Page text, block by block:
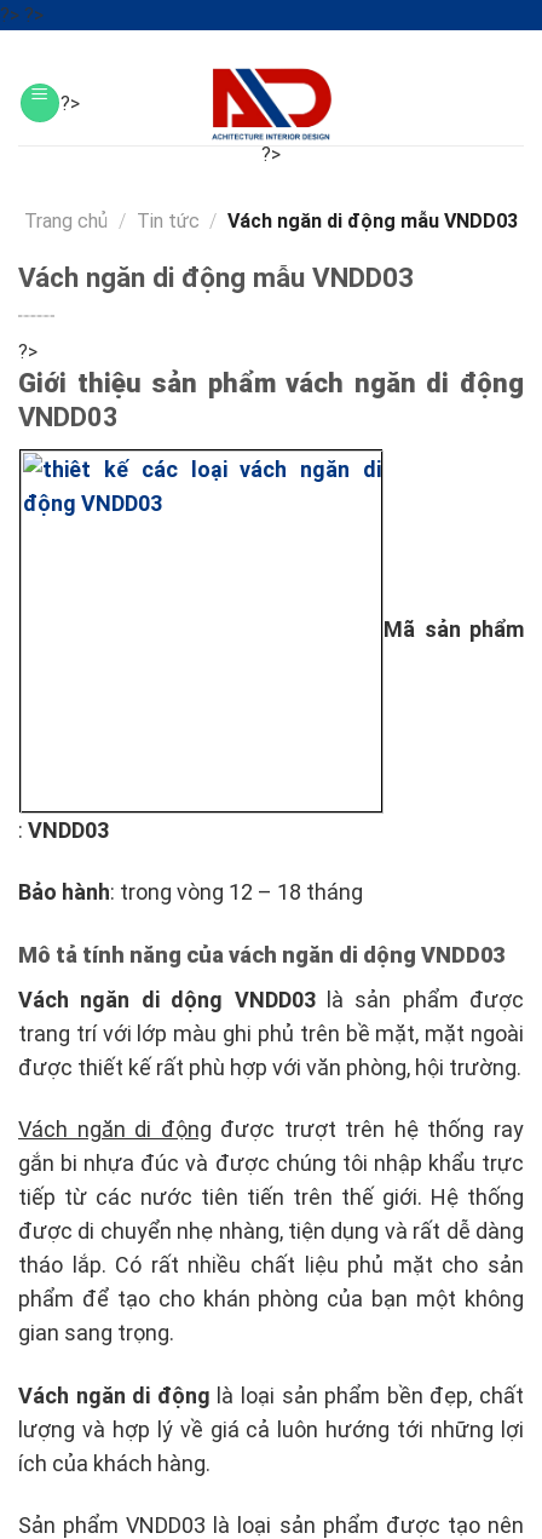
?> ?>Skip
?>
?>
Trang chủ / Tin tức / Vách ngăn di động mẫu VNDD03
Vách ngăn di động mẫu VNDD03
?>
Giới thiệu sản phẩm vách ngăn di động
VNDD03
Mã sản phẩm
: VNDD03
Bảo hành: trong vòng 12 – 18 tháng
Mô tả tính năng của vách ngăn di dộng VNDD03
Vách ngăn di dộng VNDD03 là sản phẩm được
trang trí với lớp màu ghi phủ trên bề mặt, mặt ngoài
được thiết kế rất phù hợp với văn phòng, hội trường.
Vách ngăn di động được trượt trên hệ thống ray
gắn bi nhựa đúc và được chúng tôi nhập khẩu trực
tiếp từ các nước tiên tiến trên thế giới. Hệ thống
được di chuyển nhẹ nhàng, tiện dụng và rất dễ dàng
tháo lắp. Có rất nhiều chất liệu phủ mặt cho sản
phẩm để tạo cho khán phòng của bạn một không
gian sang trọng.
Vách ngăn di động là loại sản phẩm bền đẹp, chất
lượng và hợp lý về giá cả luôn hướng tới những lợi
ích của khách hàng.
Sản phẩm VNDD03 là loại sản phẩm được tạo nên